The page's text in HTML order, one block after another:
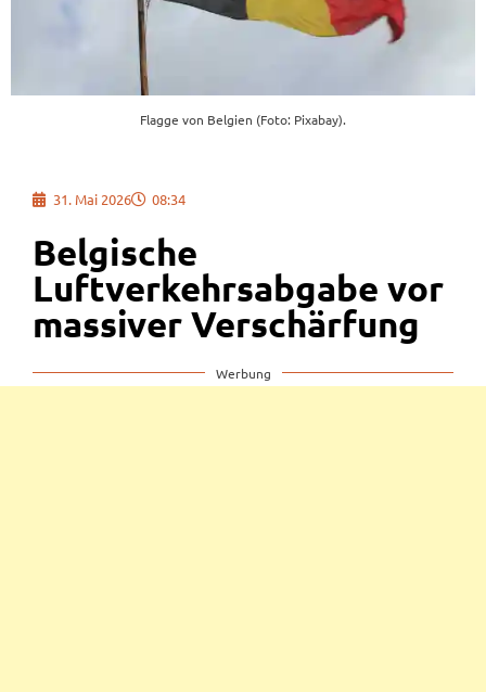
Flagge von Belgien (Foto: Pixabay).
31. Mai 2026 08:34
Belgische
Luftverkehrsabgabe vor
massiver Verschärfung
Werbung